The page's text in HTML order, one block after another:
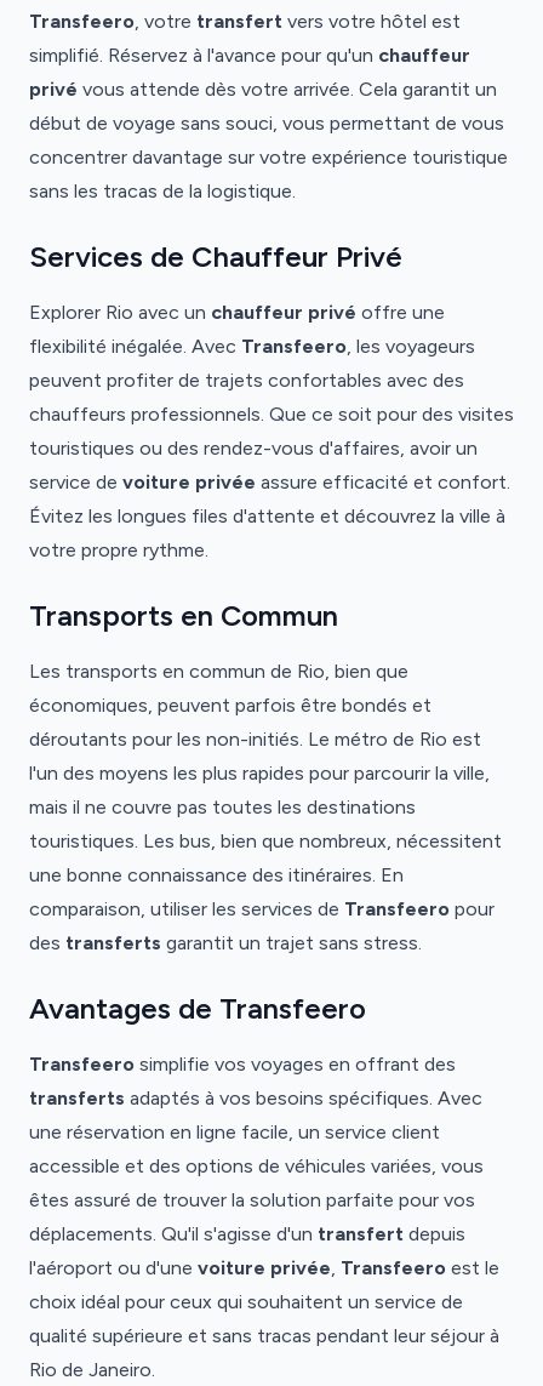
Transfeero, votre transfert vers votre hôtel est
simplifié. Réservez à l'avance pour qu'un chauffeur
privé vous attende dès votre arrivée. Cela garantit un
début de voyage sans souci, vous permettant de vous
concentrer davantage sur votre expérience touristique
sans les tracas de la logistique.
Services de Chauffeur Privé
Explorer Rio avec un chauffeur privé offre une
flexibilité inégalée. Avec Transfeero, les voyageurs
peuvent profiter de trajets confortables avec des
chauffeurs professionnels. Que ce soit pour des visites
touristiques ou des rendez-vous d'affaires, avoir un
service de voiture privée assure efficacité et confort.
Évitez les longues files d'attente et découvrez la ville à
votre propre rythme.
Transports en Commun
Les transports en commun de Rio, bien que
économiques, peuvent parfois être bondés et
déroutants pour les non-initiés. Le métro de Rio est
l'un des moyens les plus rapides pour parcourir la ville,
mais il ne couvre pas toutes les destinations
touristiques. Les bus, bien que nombreux, nécessitent
une bonne connaissance des itinéraires. En
comparaison, utiliser les services de Transfeero pour
des transferts garantit un trajet sans stress.
Avantages de Transfeero
Transfeero simplifie vos voyages en offrant des
transferts adaptés à vos besoins spécifiques. Avec
une réservation en ligne facile, un service client
accessible et des options de véhicules variées, vous
êtes assuré de trouver la solution parfaite pour vos
déplacements. Qu'il s'agisse d'un transfert depuis
l'aéroport ou d'une voiture privée, Transfeero est le
choix idéal pour ceux qui souhaitent un service de
qualité supérieure et sans tracas pendant leur séjour à
Rio de Janeiro.
Aéroport
Aéroport